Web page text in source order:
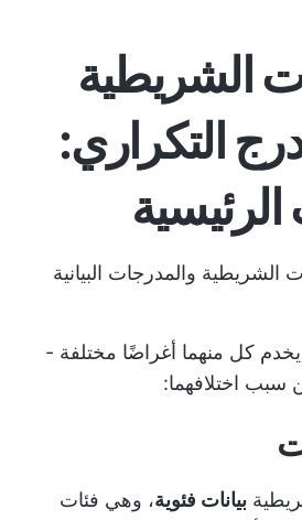
الشريطية
التكراري:
الرئيسية
والمدرجات البيانية
كل منهما أغراضًا مختلفة -
سبب اختلافهما:
بيانات فئوية، وهي فئات